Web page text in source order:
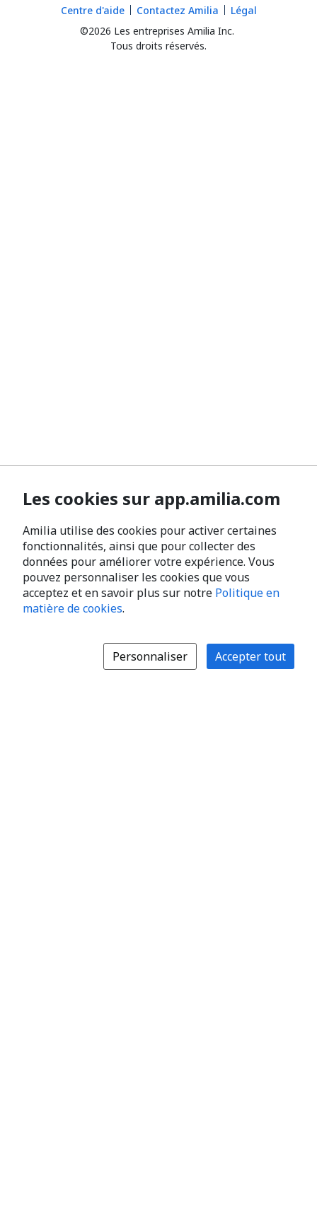
©2026 Les entreprises Amilia Inc.
Tous droits réservés.
Centre d'aide Contactez Amilia Légal
Les cookies sur app.amilia.com
Amilia utilise des cookies pour activer certaines
fonctionnalités, ainsi que pour collecter des
données pour améliorer votre expérience. Vous
pouvez personnaliser les cookies que vous
acceptez et en savoir plus sur notre Politique en
matière de cookies.
Personnaliser Accepter tout